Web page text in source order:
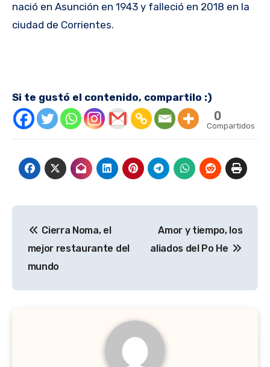
nació en Asunción en 1943 y falleció en 2018 en la
ciudad de Corrientes.
Si te gustó el contenido, compartilo :)
0
Compartidos
de
entradas
Cierra Noma, el
mejor restaurante del
mundo
Amor y tiempo, los
aliados del Po He